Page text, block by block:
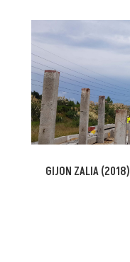
GIJON ZALIA (2018)